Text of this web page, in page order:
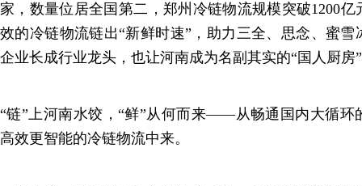
家，数量位居全国第二，郑州冷链物流规模突破1200
效的冷链物流链出“新鲜时速”，助力三全、思念、蜜
企业长成行业龙头，也让河南成为名副其实的“国人厨房
“链”上河南水饺，“鲜”从何而来——从畅通国内大循环
高效更智能的冷链物流中来。